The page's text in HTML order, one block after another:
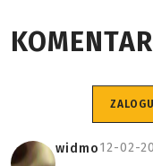
widmo12-02-